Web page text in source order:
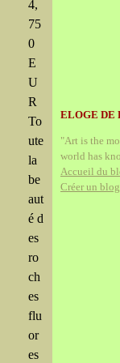
4,
75
0
E
U
R
To
ute
la
be
aut
é d
es
ro
ch
es
flu
or
es
ELOGE DE
"Art is the
world has
Accueil du
Créer un